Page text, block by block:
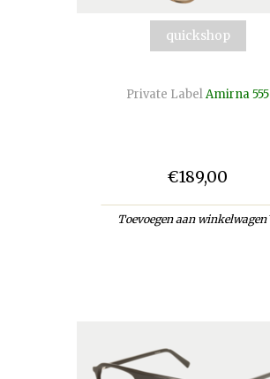
quickshop
Private LabelAmirna 555
€189,00
Toevoegen aan winkelwagen